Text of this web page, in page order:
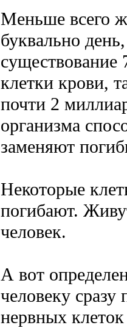
Меньше всего
буквально
существование
клетки крови,
почти 2
организма
заменяют
Некоторые
погибают.
человек.
А вот
человеку
нервных